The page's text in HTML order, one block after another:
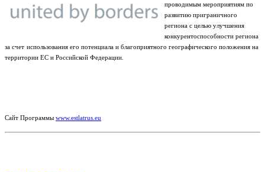
проводимым мероприятиям по
развитию приграничного
региона с целью улучшения
конкурентоспособности региона
за счет использования его потенциала и благоприятного географического положения на
территории ЕС и Российской Федерации.
Сайт Программы www.estlatrus.eu